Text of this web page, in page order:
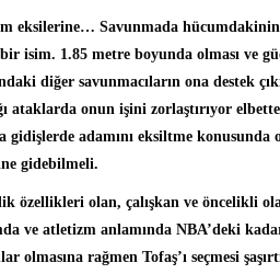
eksilerine… Savunmada
isim. 1.85 metre boyunda olması ve
diğer savunmacıların ona destek
ataklarda onun işini zorlaştırıyor
gidişlerde adamını eksiltme
gidebilmeli.
özellikleri olan, çalışkan ve öncelikli
ve atletizm anlamında NBA’deki
olmasına rağmen Tofaş’ı seçmesi